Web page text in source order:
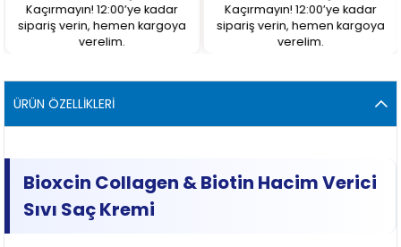
Kaçırmayın! 12:00’ye kadar
sipariş verin, hemen kargoya
verelim.
Kaçırmayın! 12:00’ye kadar
sipariş verin, hemen kargoya
verelim.
ÜRÜN ÖZELLIKLERI
Bioxcin Collagen & Biotin Hacim Verici
Sıvı Saç Kremi